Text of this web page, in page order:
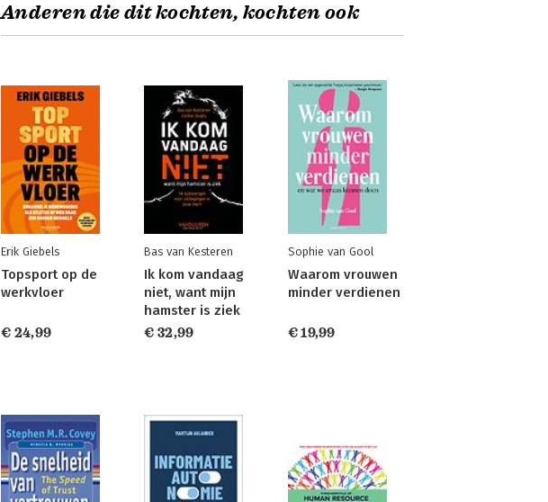
Anderen die dit kochten, kochten ook
Erik Giebels
Topsport op de
werkvloer
€ 24,99
Bas van Kesteren
Ik kom vandaag
niet, want mijn
hamster is ziek
€ 32,99
Sophie van Gool
Waarom vrouwen
minder verdienen
€ 19,99